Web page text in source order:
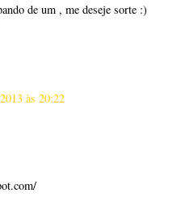
de um , me deseje sorte :)
às 20:22